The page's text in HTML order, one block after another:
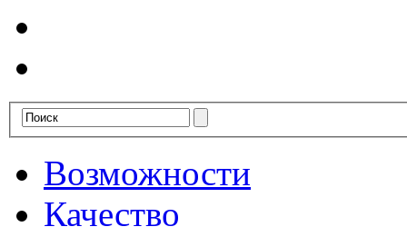
Возможности
Качество